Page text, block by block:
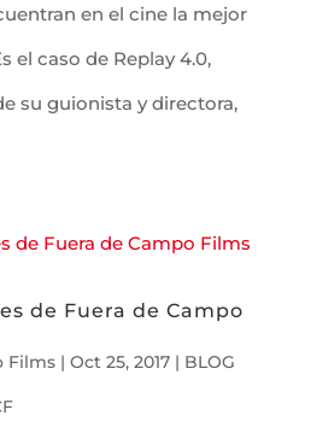
en el cine la mejor
el caso de Replay 4.0,
su guionista y directora,
de Fuera de Campo
Films| Oct 25, 2017| BLOG